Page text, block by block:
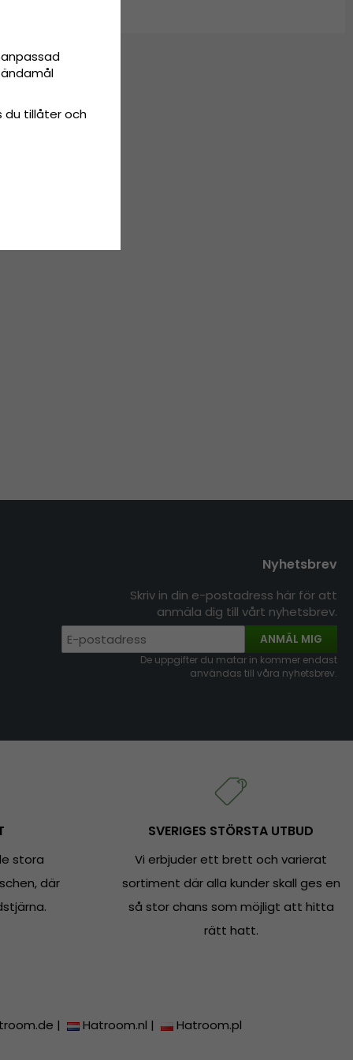
Nyhetsbrev
Skriv in din e-postadress här för att
anmäla dig till vårt nyhetsbrev.
ANMÄL MIG
De uppgifter du matar in kommer endast
användas till våra nyhetsbrev.
stora
där
SVERIGES STÖRSTA UTBUD
Vi erbjuder ett brett och varierat
sortiment där alla kunder skall ges en
så stor chans som möjligt att hitta
rätt hatt.
| Hatroom.nl | Hatroom.pl
du tillåter och